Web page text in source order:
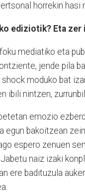
horrekin hasi
ediziotik? Eta zer
mediatiko eta
jende pila
moduko bat
ibili nintzen,
emozio
egun bakoitzean
espero zenuen
naiz izaki
ere badituzula